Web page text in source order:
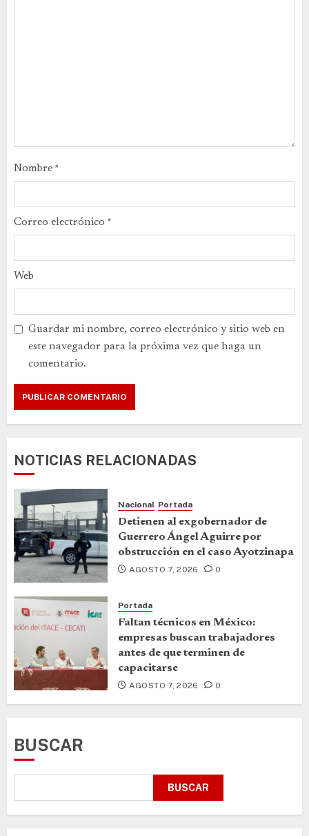
Nombre *
Correo electrónico *
Web
Guardar mi nombre, correo electrónico y sitio web en
este navegador para la próxima vez que haga un
comentario.
NOTICIAS RELACIONADAS
Nacional Portada
Detienen al exgobernador de
Guerrero Ángel Aguirre por
obstrucción en el caso Ayotzinapa
AGOSTO 7, 2026 0
Portada
Faltan técnicos en México:
empresas buscan trabajadores
antes de que terminen de
capacitarse
AGOSTO 7, 2026 0
BUSCAR
BUSCAR